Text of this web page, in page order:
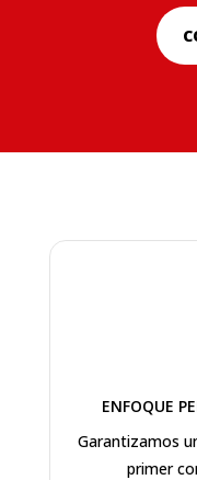
ENFOQUE
Garantizamos
primer